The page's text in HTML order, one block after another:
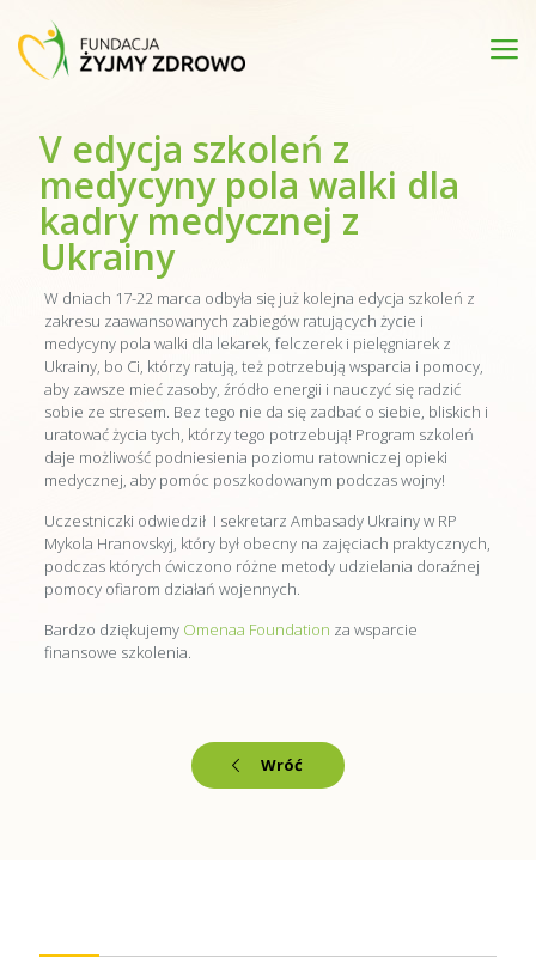
V edycja szkoleń z
medycyny pola walki dla
kadry medycznej z
Ukrainy
W dniach 17-22 marca odbyła się już kolejna edycja szkoleń z
zakresu zaawansowanych zabiegów ratujących życie i
medycyny pola walki dla lekarek, felczerek i pielęgniarek z
Ukrainy, bo Ci, którzy ratują, też potrzebują wsparcia i pomocy,
aby zawsze mieć zasoby, źródło energii i nauczyć się radzić
sobie ze stresem. Bez tego nie da się zadbać o siebie, bliskich i
uratować życia tych, którzy tego potrzebują! Program szkoleń
daje możliwość podniesienia poziomu ratowniczej opieki
medycznej, aby pomóc poszkodowanym podczas wojny!
Uczestniczki odwiedził I sekretarz Ambasady Ukrainy w RP
Mykola Hranovskyj, który był obecny na zajęciach praktycznych,
podczas których ćwiczono różne metody udzielania doraźnej
pomocy ofiarom działań wojennych.
Bardzo dziękujemy Omenaa Foundation za wsparcie
finansowe szkolenia.
Wróć